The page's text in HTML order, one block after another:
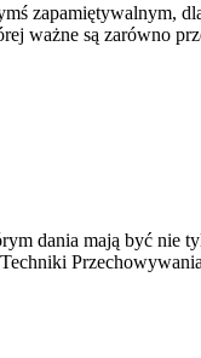
zapamiętywalnym,
ważne są zarówno
dania mają być nie